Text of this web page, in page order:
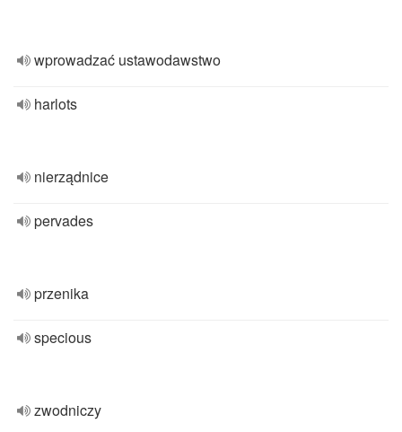
wprowadzać ustawodawstwo
harlots
nierządnice
pervades
przenika
specious
zwodniczy